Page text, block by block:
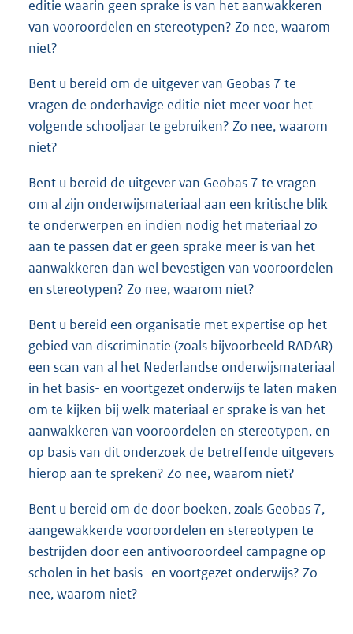
editie waarin geen sprake is van het aanwakkeren
van vooroordelen en stereotypen? Zo nee, waarom
niet?
Bent u bereid om de uitgever van Geobas 7 te
vragen de onderhavige editie niet meer voor het
volgende schooljaar te gebruiken? Zo nee, waarom
niet?
Bent u bereid de uitgever van Geobas 7 te vragen
om al zijn onderwijsmateriaal aan een kritische blik
te onderwerpen en indien nodig het materiaal zo
aan te passen dat er geen sprake meer is van het
aanwakkeren dan wel bevestigen van vooroordelen
en stereotypen? Zo nee, waarom niet?
Bent u bereid een organisatie met expertise op het
gebied van discriminatie (zoals bijvoorbeeld RADAR)
een scan van al het Nederlandse onderwijsmateriaal
in het basis- en voortgezet onderwijs te laten maken
om te kijken bij welk materiaal er sprake is van het
aanwakkeren van vooroordelen en stereotypen, en
op basis van dit onderzoek de betreffende uitgevers
hierop aan te spreken? Zo nee, waarom niet?
Bent u bereid om de door boeken, zoals Geobas 7,
aangewakkerde vooroordelen en stereotypen te
bestrijden door een antivooroordeel campagne op
scholen in het basis- en voortgezet onderwijs? Zo
nee, waarom niet?